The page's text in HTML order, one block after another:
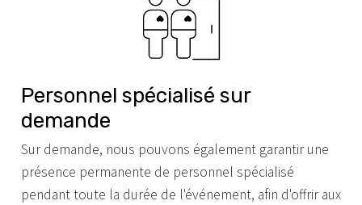
Personnel spécialisé sur
demande
Sur demande, nous pouvons également garantir une
présence permanente de personnel spécialisé
pendant toute la durée de l'événement, afin d'offrir aux